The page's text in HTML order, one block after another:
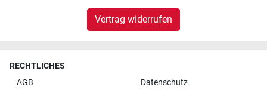
Vertrag widerrufen
RECHTLICHES
AGB
Datenschutz